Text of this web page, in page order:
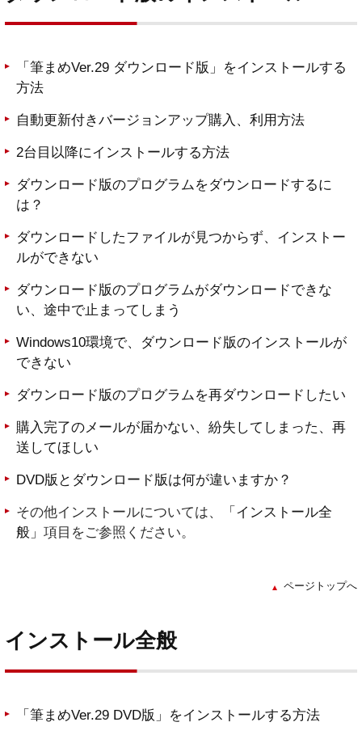
「筆まめVer.29 ダウンロード版」をインストールする
方法
自動更新付きバージョンアップ購入、利用方法
2台目以降にインストールする方法
ダウンロード版のプログラムをダウンロードするに
は？
ダウンロードしたファイルが見つからず、インストー
ルができない
ダウンロード版のプログラムがダウンロードできな
い、途中で止まってしまう
Windows10環境で、ダウンロード版のインストールが
できない
ダウンロード版のプログラムを再ダウンロードしたい
購入完了のメールが届かない、紛失してしまった、再
送してほしい
DVD版とダウンロード版は何が違いますか？
その他インストールについては、
「インストール全
般」 項目をご参照ください。
ページトップへ
インストール全般
「筆まめVer.29 DVD版」をインストールする方法